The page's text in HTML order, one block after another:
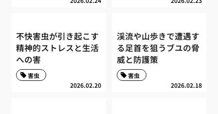
不快害虫が引き起こす
精神的ストレスと生活
への害
2026.02.20
害虫
渓流や山歩きで遭遇す
る足首を狙うブユの脅
威と防護策
2026.02.18
害虫